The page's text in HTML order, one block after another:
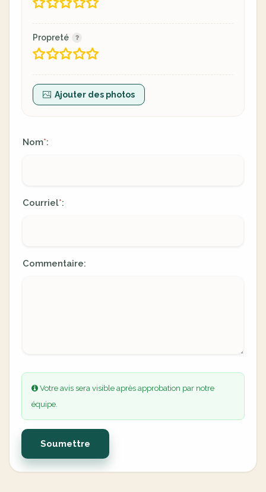
Propreté
Ajouter des photos
Nom*:
Courriel*:
Commentaire:
Votre avis sera visible après approbation par notre
équipe.
Soumettre